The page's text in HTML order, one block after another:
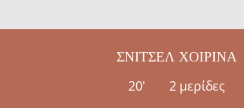
ΣΝΊΤΣΕΛ ΧΟΙΡΙΝΆ
20' 2 μερίδες